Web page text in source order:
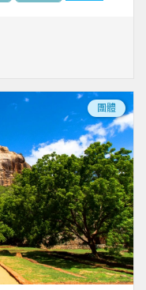
團體